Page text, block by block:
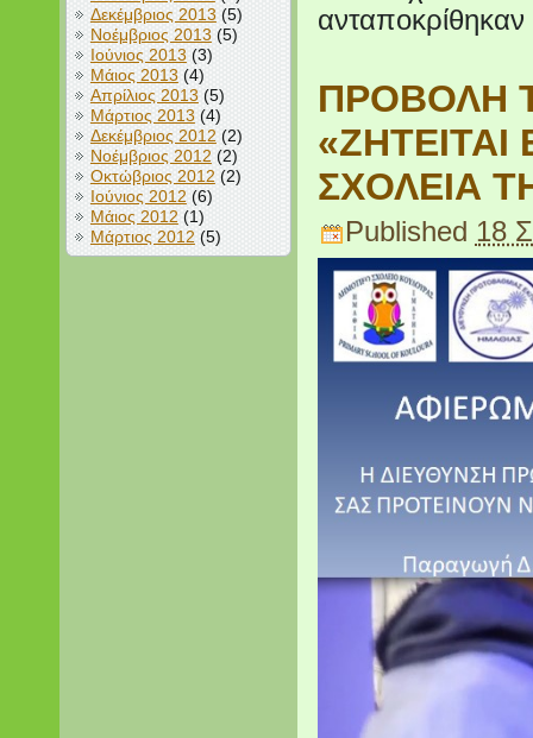
Δεκέμβριος 2013 (5)
Νοέμβριος 2013(5)
Ιούνιος 2013(3)
Μάιος 2013(4)
Απρίλιος 2013 (5)
Μάρτιος 2013 (4)
Δεκέμβριος 2012 (2)
Νοέμβριος 2012 (2)
Οκτώβριος 2012 (2)
Ιούνιος 2012 (6)
Μάιος 2012 (1)
Μάρτιος 2012 (5)
ΠΡΟΒΟΛΗ
ΣΧΟΛΕΙΑ
Published 18